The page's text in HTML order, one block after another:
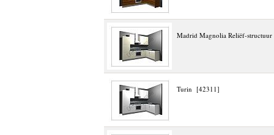
Madrid Magnolia Reliëf-
Turin [42311]